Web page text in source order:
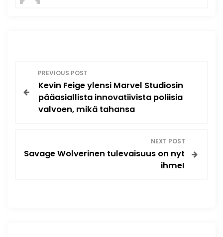
o
n
PREVIOUS POST
Kevin Feige ylensi Marvel Studiosin
pääasiallista innovatiivista poliisia
valvoen, mikä tahansa
NEXT POST
Savage Wolverinen tulevaisuus on nyt
ihme!